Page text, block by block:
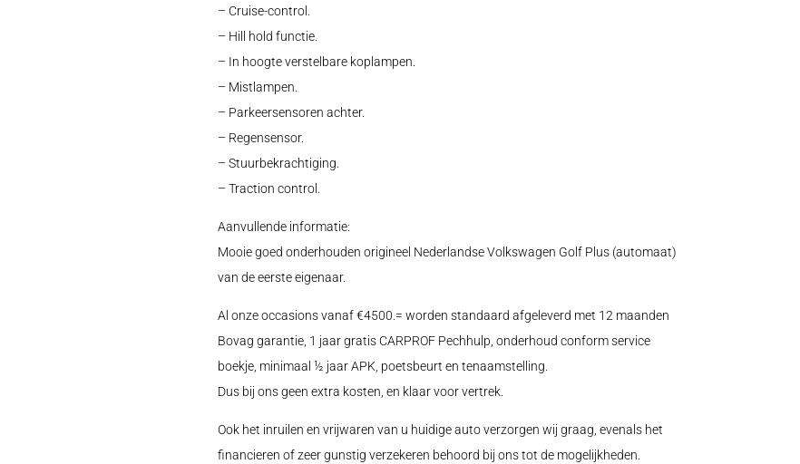
– Cruise-control.
– Hill hold functie.
– In hoogte verstelbare koplampen.
– Mistlampen.
– Parkeersensoren achter.
– Regensensor.
– Stuurbekrachtiging.
– Traction control.
Aanvullende informatie:
Mooie goed onderhouden origineel Nederlandse Volkswagen Golf Plus (automaat)
van de eerste eigenaar.
Al onze occasions vanaf €4500.= worden standaard afgeleverd met 12 maanden
Bovag garantie, 1 jaar gratis CARPROF Pechhulp, onderhoud conform service
boekje, minimaal ½ jaar APK, poetsbeurt en tenaamstelling.
Dus bij ons geen extra kosten, en klaar voor vertrek.
Ook het inruilen en vrijwaren van u huidige auto verzorgen wij graag, evenals het
financieren of zeer gunstig verzekeren behoord bij ons tot de mogelijkheden.